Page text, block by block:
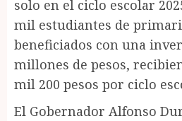
solo en el ciclo escolar
mil estudiantes de
beneficiados con una
millones de pesos,
mil 200 pesos por ciclo
El Gobernador Alfonso